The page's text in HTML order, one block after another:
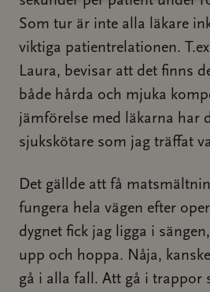
Som tur är inte alla läkare
viktiga patientrelationen.
Laura, bevisar att det finns
både hårda och mjuka
jämförelse med läkarna har
sjukskötare som jag träffat
Det gällde att få
fungera hela vägen efter
dygnet fick jag ligga i
upp och hoppa. Nåja,
gå i alla fall. Att gå i trappor